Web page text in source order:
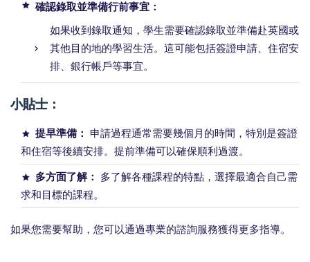
確認錄取並準備行前事宜：
如果收到錄取通知，學生需要確認錄取並準備赴英國或
其他目的地的學習生活。這可能包括簽證申請、住宿安
排、銀行帳戶等事宜。
小貼士：
提早準備：
申請過程通常需要幾個月的時間，特別是簽證
和住宿等後續安排。提前準備可以確保順利過渡。
多方面了解：
多了解各種課程的特點，選擇最適合自己需
求和目標的課程。
如果您需要幫助，您可以通過專業的諮詢服務獲得更多指導。